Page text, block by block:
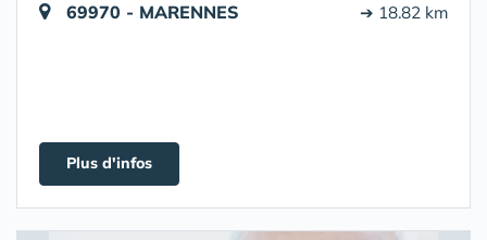
69970 - MARENNES ➔ 18.82 km
Plus d'infos